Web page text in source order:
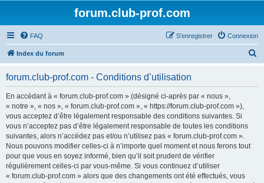
forum.club-prof.com
FAQ Connexion
S’enregistrer
Index du forum
forum.club-prof.com - Conditions d’utilisation
En accédant à « forum.club-prof.com » (désigné ci-après par « nous »,
« notre », « nos », « forum.club-prof.com », « https://forum.club-prof.com »),
vous acceptez d’être légalement responsable des conditions suivantes. Si
vous n’acceptez pas d’être légalement responsable de toutes les conditions
suivantes, alors n’accédez pas et/ou n’utilisez pas « forum.club-prof.com ».
Nous pouvons modifier celles-ci à n’importe quel moment et nous ferons tout
pour que vous en soyez informé, bien qu’il soit prudent de vérifier
régulièrement celles-ci par vous-même. Si vous continuez d’utiliser
« forum.club-prof.com » alors que des changements ont été effectués, vous